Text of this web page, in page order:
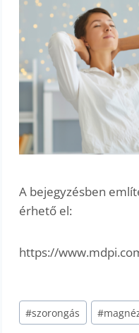
A bejegyzésben
érhető el:
https://
Post
Tags:
#szorongás #